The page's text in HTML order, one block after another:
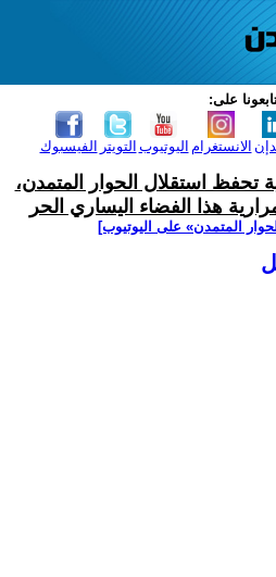
على:
الفيسبوك التويتر اليوتيوب الانستغرام
تحفظ استقلال الحوار المتمدن،
هذا الفضاء اليساري الحر
المتمدن» على اليوتيوب]